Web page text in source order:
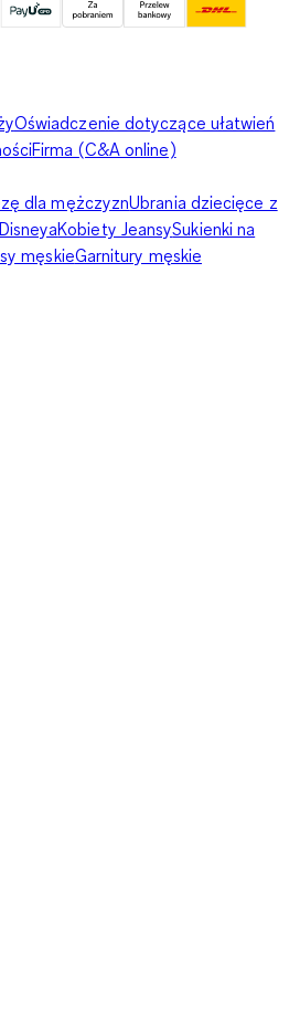
Oświadczenie dotyczące ułatwień
Firma (C&A online)
dla mężczyznUbrania dziecięce z
Kobiety JeansySukienki na
męskieGarnitury męskie